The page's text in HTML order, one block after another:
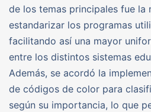
de los temas principales fue la
estandarizar los programas
facilitando así una mayor
entre los distintos sistemas
Además, se acordó la
de códigos de color para
según su importancia, lo que